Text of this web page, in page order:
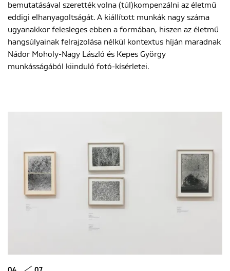
bemutatásával szerették volna (túl)kompenzálni az életmű
eddigi elhanyagoltságát. A kiállított munkák nagy száma
ugyanakkor felesleges ebben a formában, hiszen az életmű
hangsúlyainak felrajzolása nélkül kontextus híján maradnak
Nádor Moholy-Nagy László és Kepes György
munkásságából kiinduló fotó-kísérletei.